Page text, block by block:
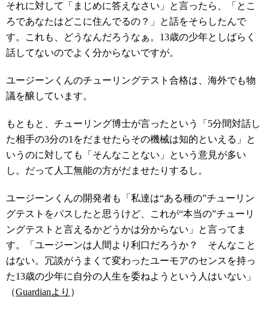
それに対して「まじめに答えなさい」と言ったら、「とこ
ろであなたはどこに住んでるの？」と話をそらしたんで
す。これも、どうなんだろうなぁ。13歳の少年としばらく
話してないのでよく分からないですが。
ユージーンくんのチューリングテスト合格は、海外でも物
議を醸しています。
もともと、チューリング博士が言ったという「5分間対話し
た相手の3分の1をだませたらその機械は知的といえる」と
いうのに対しても「そんなことない」という意見が多い
し。だって人工無能の方がだませたりするし。
ユージーンくんの開発者も「私達は“ある種の”チューリン
グテストをパスしたと思うけど、これが“本当の”チューリ
ングテストと言えるかどうかは分からない」と言ってま
す。「ユージーンは人間より利口だろうか？ そんなこと
はない。冗談がうまくて変わったユーモアのセンスを持っ
た13歳の少年に自分の人生を委ねようという人はいない」
（Guardianより ）